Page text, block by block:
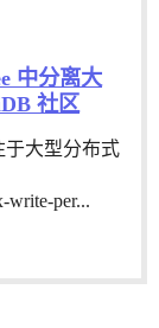
中分离大
社区
于大型分布式
write-per...